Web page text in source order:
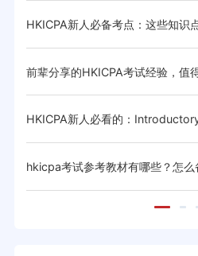
HKICPA新人必备考点：这些知识
前辈分享的HKICPA考试经验，值
HKICPA新人必看的：
hkicpa考试参考教材有哪些？怎么